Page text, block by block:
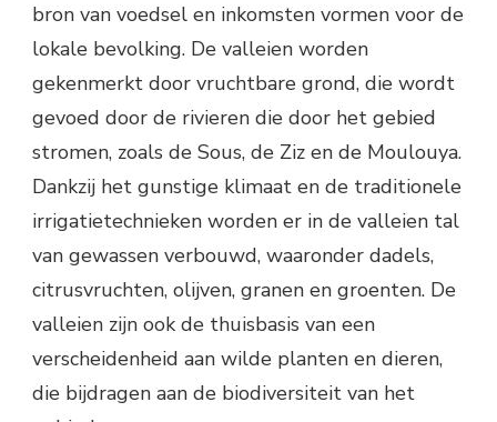
bron van voedsel en inkomsten vormen voor de
lokale bevolking. De valleien worden
gekenmerkt door vruchtbare grond, die wordt
gevoed door de rivieren die door het gebied
stromen, zoals de Sous, de Ziz en de Moulouya.
Dankzij het gunstige klimaat en de traditionele
irrigatietechnieken worden er in de valleien tal
van gewassen verbouwd, waaronder dadels,
citrusvruchten, olijven, granen en groenten. De
valleien zijn ook de thuisbasis van een
verscheidenheid aan wilde planten en dieren,
die bijdragen aan de biodiversiteit van het